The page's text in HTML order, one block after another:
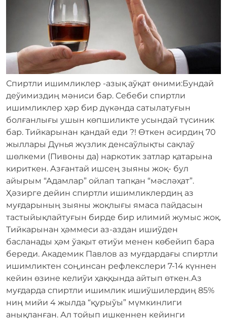
Спиртли ишимликлер -азық аўқат өними:Бундай
деўимиздиң мәниси бар. Себеби спиртли
ишимликлер ҳәр бир дүкәнда сатылатуғын
болғанлығы ушын көпшиликте усындай түсиник
бар. Тийкарынан қандай еди ?! Өткен әсирдиң 70
жыллары Дүнья жүзлик денсаўлықты сақлаў
шөлкеми (Пивоны да) наркотик затлар қатарына
кириткен. Азғантай ишсең зыяны жоқ- бул
айырым “Адамлар” ойлап тапқан “мәсләҳат”.
Ҳәзирге дейин спиртли ишимликлердиң аз
муғдарының зыяны жоқлығы ямаса пайдасын
тастыйықлайтуғын бирде бир илимий жумыс жоқ.
Тийкарынан ҳәммеси аз-аздан ишиўден
басланады ҳәм ўақыт өтиўи менен көбейип бара
береди. Академик Павлов аз муғдардағы спиртли
ишимликтен соң,инсан рефлекслери 7-14 күннен
кейин өзине келиўи ҳаққында айтып өткен.Аз
муғдарда спиртли ишимлик ишиўшилердиң 85%
ниң мийи 4 жылда “қурыўы” мүмкинлиги
анықланған. Ал тойып ишкеннен кейинги